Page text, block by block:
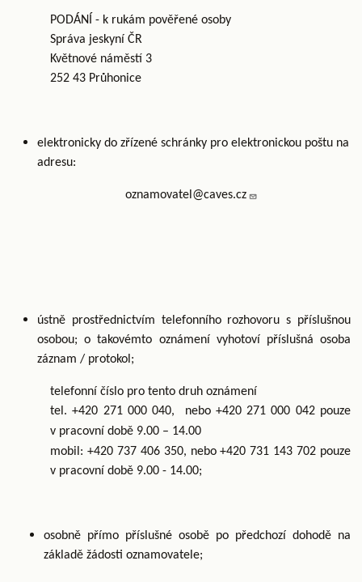
PODÁNÍ - k rukám pověřené osoby
Správa jeskyní ČR
Květnové náměstí 3
252 43 Průhonice
elektronicky do zřízené schránky pro elektronickou poštu na
adresu:
oznamovatel@caves.cz
ústně prostřednictvím telefonního rozhovoru s příslušnou
osobou; o takovémto oznámení vyhotoví příslušná osoba
záznam / protokol;
telefonní číslo pro tento druh oznámení
tel. +420 271 000 040, nebo +420 271 000 042 pouze
v pracovní době 9.00 – 14.00
mobil: +420 737 406 350, nebo +420 731 143 702 pouze
v pracovní době 9.00 - 14.00;
osobně přímo příslušné osobě po předchozí dohodě na
základě žádosti oznamovatele;